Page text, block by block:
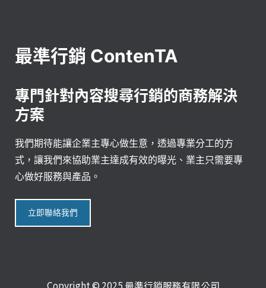
最準行銷 ContenTA
專門針對內容搜尋行銷的商務解決
方案
我們期待能讓企業主專心做生意，透過專業分工的方
式，讓我們來協助業主達成有效的曝光、業主只需要專
心做好服務與產品。
立即聯絡我們
Copyright © 2025 最準行銷服務有限公司